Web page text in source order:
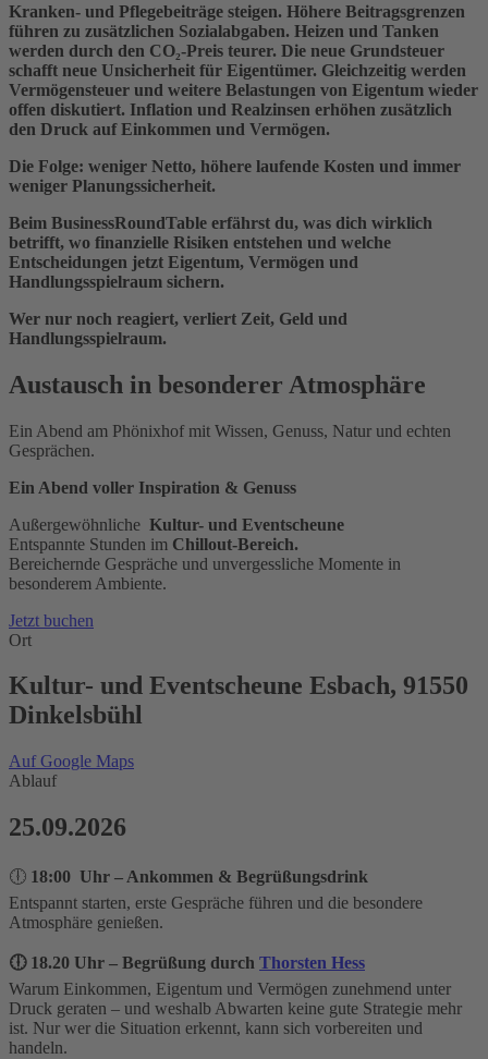
Kranken- und Pflegebeiträge steigen. Höhere Beitragsgrenzen
führen zu zusätzlichen Sozialabgaben. Heizen und Tanken
werden durch den CO₂-Preis teurer. Die neue Grundsteuer
schafft neue Unsicherheit für Eigentümer. Gleichzeitig werden
Vermögensteuer und weitere Belastungen von Eigentum wieder
offen diskutiert. Inflation und Realzinsen erhöhen zusätzlich
den Druck auf Einkommen und Vermögen.
Die Folge: weniger Netto, höhere laufende Kosten und immer
weniger Planungssicherheit.
Beim BusinessRoundTable erfährst du, was dich wirklich
betrifft, wo finanzielle Risiken entstehen und welche
Entscheidungen jetzt Eigentum, Vermögen und
Handlungsspielraum sichern.
Wer nur noch reagiert, verliert Zeit, Geld und
Handlungsspielraum.
Austausch in besonderer Atmosphäre
Ein Abend am Phönixhof mit Wissen, Genuss, Natur und echten
Gesprächen.
Ein Abend voller Inspiration & Genuss
Außergewöhnliche Kultur- und Eventscheune
Entspannte Stunden im Chillout-Bereich.
Bereichernde Gespräche und unvergessliche Momente in
besonderem Ambiente.
Jetzt buchen
Ort
Kultur- und Eventscheune Esbach, 91550
Dinkelsbühl
Auf Google Maps
Ablauf
25.09.2026
🕕 18:00 Uhr – Ankommen & Begrüßungsdrink
Entspannt starten, erste Gespräche führen und die besondere
Atmosphäre genießen.
🕕 18.20 Uhr – Begrüßung durch Thorsten Hess
Warum Einkommen, Eigentum und Vermögen zunehmend unter
Druck geraten – und weshalb Abwarten keine gute Strategie mehr
ist. Nur wer die Situation erkennt, kann sich vorbereiten und
handeln.